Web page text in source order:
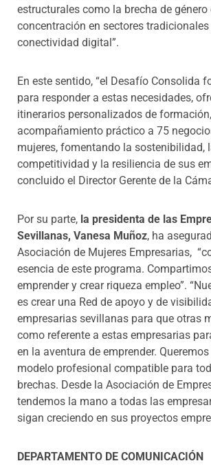
estructurales como la brecha de género
concentración en sectores
conectividad digital”.
En este sentido, “el Desafío Consolida
para responder a estas necesidades,
itinerarios personalizados de
acompañamiento práctico a 75
mujeres, fomentando la sostenibilidad,
competitividad y la resiliencia de sus
concluido el Director Gerente de la
Por su parte, la presidenta de las
Sevillanas, Vanesa Muñoz, ha
Asociación de Mujeres Empresarias,
esencia de este programa.
emprender y crear riqueza empleo”.
es crear una Red de apoyo y de
empresarias sevillanas para que otras
como referente a estas empresarias
en la aventura de emprender.
modelo profesional compatible para
brechas. Desde la Asociación de
tendemos la mano a todas las
sigan creciendo en sus proyectos
DEPARTAMENTO DE COMUNICACIÓN